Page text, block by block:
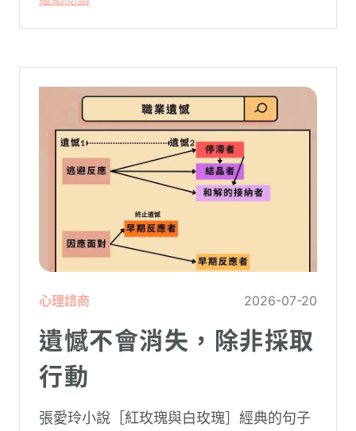
常在夜深人靜時讓你感到莫名的心累與空
虛。
心理諮商 2026-07-20
遺憾不會消失，除非採取
行動
張愛玲小說［紅玫瑰與白玫瑰］經典的句子